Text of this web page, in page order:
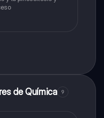
de Química 9